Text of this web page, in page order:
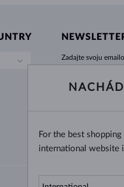
Zadajte svoju
Žiadna novinka,
Áno, chcem
For the best
international website